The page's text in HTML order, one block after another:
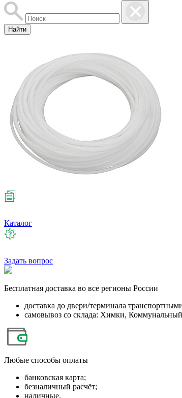
Найти
Каталог
Задать вопрос
Бесплатная доставка во все регионы России
доставка до двери/терминала
самовывоз со склада: Химки,
Любые способы оплаты
банковская карта;
безналичный расчёт;
наличные.